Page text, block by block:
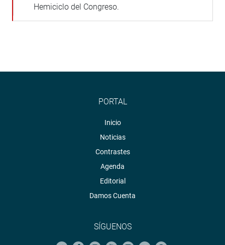
Hemiciclo del Congreso.
PORTAL
Inicio
Noticias
Contrastes
Agenda
Editorial
Damos Cuenta
SÍGUENOS